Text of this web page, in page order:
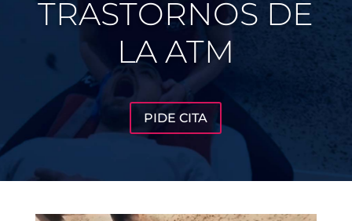
TRASTORNOS DE
LA ATM
PIDE CITA